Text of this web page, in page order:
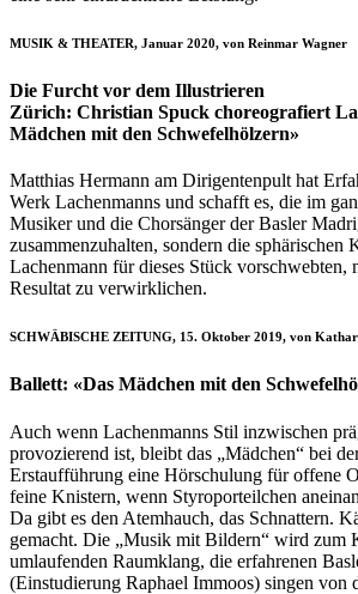
MUSIK & THEATER, Januar 2020, von Reinmar Wagner
Die Furcht vor dem Illustrieren
Zürich: Christian Spuck choreografiert
Mädchen mit den Schwefelhölzern»
Matthias Hermann am Dirigentenpult hat
Werk Lachenmanns und schafft es, die im
Musiker und die Chorsänger der Basler
zusammenzuhalten, sondern die sphärischen
Lachenmann für dieses Stück vorschwebten,
Resultat zu verwirklichen.
SCHWÄBISCHE ZEITUNG, 15. Oktober 2019, von
Ballett: «Das Mädchen mit den
Auch wenn Lachenmanns Stil inzwischen
provozierend ist, bleibt das „Mädchen“ bei
Erstaufführung eine Hörschulung für offene
feine Knistern, wenn Styroporteilchen
Da gibt es den Atemhauch, das Schnattern.
gemacht. Die „Musik mit Bildern“ wird zum
umlaufenden Raumklang, die erfahrenen
(Einstudierung Raphael Immoos) singen von